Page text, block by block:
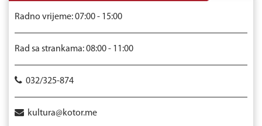
Radno vrijeme: 07:00 - 15:00
Rad sa strankama: 08:00 - 11:00
032/325-874
kultura@kotor.me